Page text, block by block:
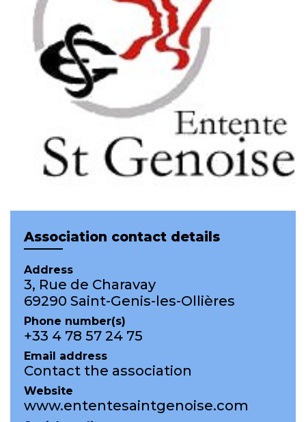
Association contact details
Address
3, Rue de Charavay
69290 Saint-Genis-les-Ollières
Phone number(s)
+33 4 78 57 24 75
Email address
Contact the association
Website
www.ententesaintgenoise.com